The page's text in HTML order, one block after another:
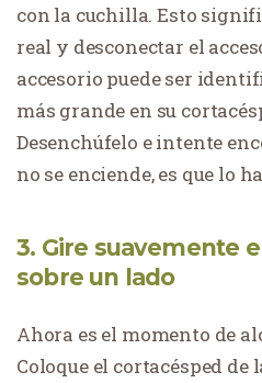
con la cuchilla. Esto
real y desconectar el
accesorio puede ser
más grande en su
Desenchúfelo e intente
no se enciende, es que lo
3. Gire suavemente
sobre un lado
Ahora es el momento de
Coloque el cortacésped de